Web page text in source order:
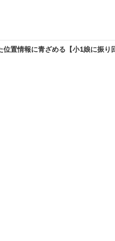
位置情報に青ざめる【小1娘に振り